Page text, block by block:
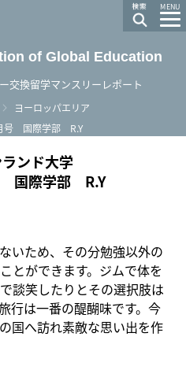
MENU
of Global Education
交換留学マンスリーレポート
ヨーロッパエリア
号 国際学部 R.Y
ンド大学
国際学部 R.Y
いため、その分勉強以外の
とができます。ジムで体を
談笑したりとその選択肢は
行は一番の醍醐味です。今
国へ訪れ素敵な思い出を作